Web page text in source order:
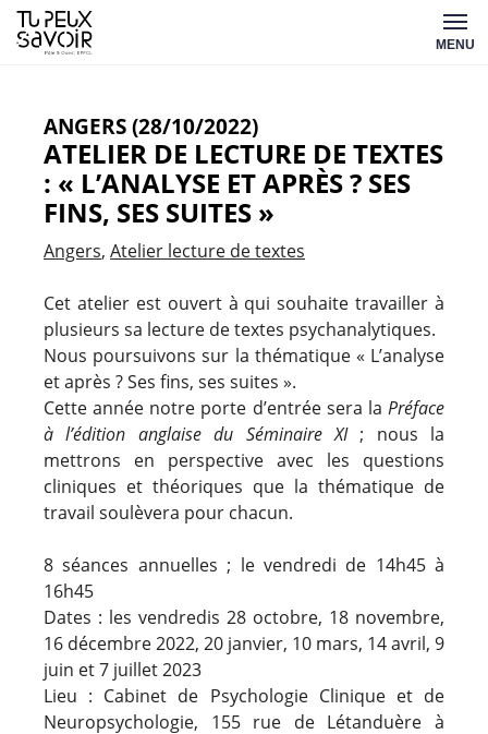
Aller
au
MENU
ANGERS (28/10/2022)
ATELIER DE LECTURE DE TEXTES
: « L’ANALYSE ET APRÈS ? SES
FINS, SES SUITES »
Angers Atelier lecture de textes
Cet atelier est ouvert à qui souhaite travailler à
plusieurs sa lecture de textes psychanalytiques.
Nous poursuivons sur la thématique « L’analyse
et après ? Ses fins, ses suites ».
Cette année notre porte d’entrée sera la Préface
à l’édition anglaise du Séminaire XI; nous la
mettrons en perspective avec les questions
cliniques et théoriques que la thématique de
travail soulèvera pour chacun.
8 séances annuelles ; le vendredi de 14h45 à
16h45
Dates : les vendredis 28 octobre, 18 novembre,
16 décembre 2022, 20 janvier, 10 mars, 14 avril, 9
juin et 7 juillet 2023
Lieu : Cabinet de Psychologie Clinique et de
Neuropsychologie, 155 rue de Létanduère à